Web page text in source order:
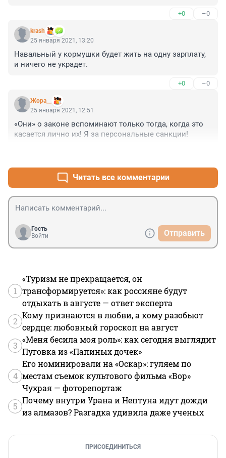
дворец,единственный сдерживающий фактор.иначе
страну порвали бы в клочья.
+0 –0
krash
25 января 2021, 13:20
Навальный у кормушки будет жить на одну зарплату,
и ничего не украдет.
+0 –0
Жора__
25 января 2021, 12:51
«Они» о законе вспоминают только тогда, когда это
касается лично их! Я за персональные санкции!
Читать все комментарии
Гость
Войти
Отправить
1
«Туризм не прекращается, он
трансформируется»: как россияне будут
отдыхать в августе — ответ эксперта
2
Кому признаются в любви, а кому разобьют
сердце: любовный гороскоп на август
3
«Меня бесила моя роль»: как сегодня выглядит
Пуговка из «Папиных дочек»
4
Его номинировали на «Оскар»: гуляем по
местам съемок культового фильма «Вор»
Чухрая — фоторепортаж
5
Почему внутри Урана и Нептуна идут дожди
из алмазов? Разгадка удивила даже ученых
ПРИСОЕДИНИТЬСЯ